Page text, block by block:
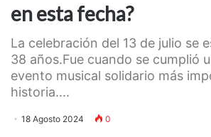
en esta fecha?
La celebración del 13 de julio se
38 años.Fue cuando se cumplió
evento musical solidario más
historia....
18 Agosto 2024 0